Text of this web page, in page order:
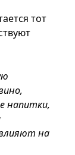
тот
напитки,
на